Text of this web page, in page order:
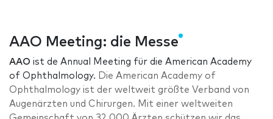
AAO Meeting: die Messe
AAO ist de Annual Meeting für die American Academy
of Ophthalmology. Die American Academy of
Ophthalmology ist der weltweit größte Verband von
Augenärzten und Chirurgen. Mit einer weltweiten